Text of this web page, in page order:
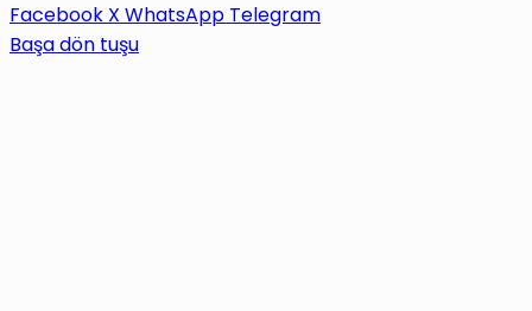
Facebook X WhatsApp Telegram
Başa dön tuşu